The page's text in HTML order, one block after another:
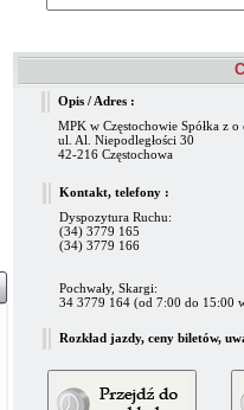
Opis / Adres :
MPK w Częstochowie Spółka z o
ul. Al. Niepodległości 30
42-216 Częstochowa
Kontakt, telefony :
Dyspozytura Ruchu:
(34) 3779 165
(34) 3779 166
Pochwały, Skargi:
34 3779 164 (od 7:00 do 15:00
Rozkład jazdy, ceny biletów,